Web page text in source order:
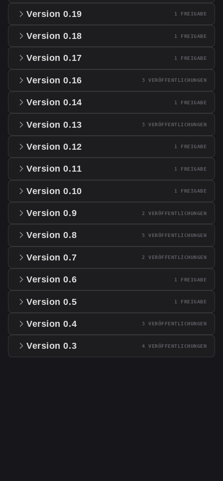
Version 0.19 1 FREIGABE
Version 0.18 1 FREIGABE
Version 0.17 1 FREIGABE
Version 0.16 3 VERÖFFENTLICHUNGEN
Version 0.14 1 FREIGABE
Version 0.13 3 VERÖFFENTLICHUNGEN
Version 0.12 1 FREIGABE
Version 0.11 1 FREIGABE
Version 0.10 1 FREIGABE
Version 0.9 2 VERÖFFENTLICHUNGEN
Version 0.8 5 VERÖFFENTLICHUNGEN
Version 0.7 2 VERÖFFENTLICHUNGEN
Version 0.6 1 FREIGABE
Version 0.5 1 FREIGABE
Version 0.4 3 VERÖFFENTLICHUNGEN
Version 0.3 4 VERÖFFENTLICHUNGEN